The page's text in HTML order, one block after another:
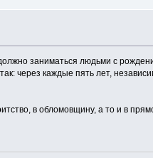
заниматься людьми с
через каждые пять лет,
в обломовщину, а то и в